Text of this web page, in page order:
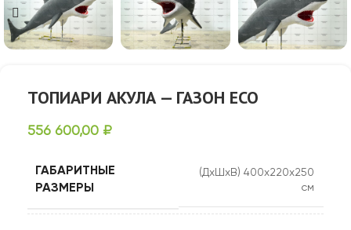
ТОПИАРИ АКУЛА — ГАЗОН ЕСО
556 600,00 ₽
ГАБАРИТНЫЕ
РАЗМЕРЫ
(ДхШхВ) 400х220х250
см